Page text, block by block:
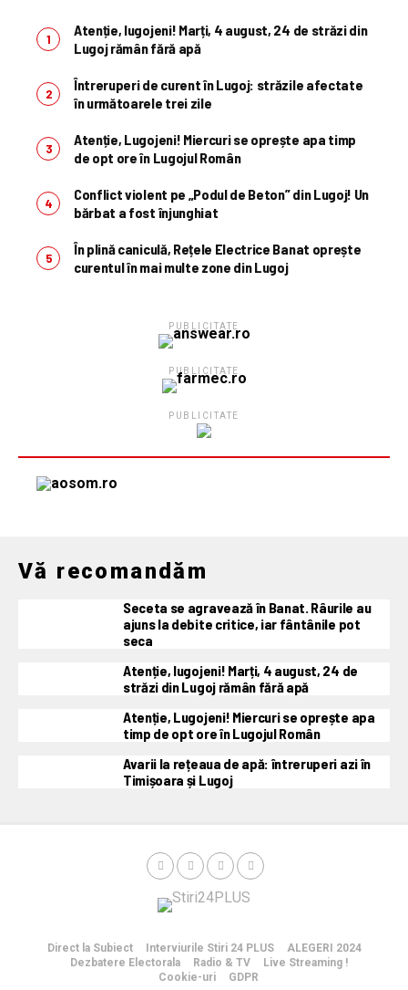
Atenție, lugojeni! Marți, 4 august, 24 de străzi din
Lugoj rămân fără apă
Întreruperi de curent în Lugoj: străzile afectate
în următoarele trei zile
Atenție, Lugojeni! Miercuri se oprește apa timp
de opt ore în Lugojul Român
Conflict violent pe „Podul de Beton” din Lugoj! Un
bărbat a fost înjunghiat
În plină caniculă, Rețele Electrice Banat oprește
curentul în mai multe zone din Lugoj
PUBLICITATE
PUBLICITATE
PUBLICITATE
Vă recomandăm
Seceta se agravează în Banat. Râurile au
ajuns la debite critice, iar fântânile pot
seca
Atenție, lugojeni! Marți, 4 august, 24 de
străzi din Lugoj rămân fără apă
Atenție, Lugojeni! Miercuri se oprește apa
timp de opt ore în Lugojul Român
Avarii la rețeaua de apă: întreruperi azi în
Timișoara și Lugoj
Direct la Subiect Interviurile Stiri 24 PLUS
ALEGERI 2024
Dezbatere Electorala
Radio & TV
Live Streaming !
Cookie-uri
GDPR